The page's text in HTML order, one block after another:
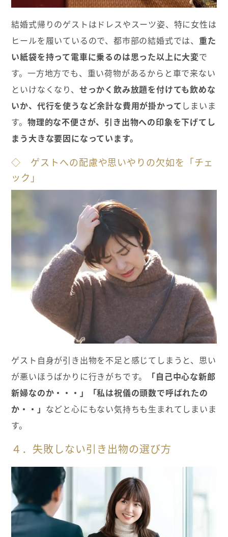
結婚式帰りのゲストはドレスやスーツ姿、特に女性は
ヒールを履いているので、都市部の結婚式では、重た
い紙袋を持って電車に乗るのは思った以上に大変で
す。一方地方でも、重い荷物があるからと車で来ない
といけなくなり、 せっかく飲み放題を付けても飲めな
いか、代行を使うなど余計な費用が掛かってしまいま
す。物理的な不便さが、引き出物への印象を下げてし
まう大きな要因になっています。
◇ ゲストへの配慮や思いやりの欠如を「チェ
ック」
ゲスト自身が引き出物を不足と感じてしまうと、思い
が悪いほうばかりに行きがちです。
「自己中心な新郎
新婦なのか・・・」「私は祝儀の頭数で呼ばれたの
か・・」 などと心にもない気持ちも生まれてしまいま
す。
４．失敗しない引き出物の選び方